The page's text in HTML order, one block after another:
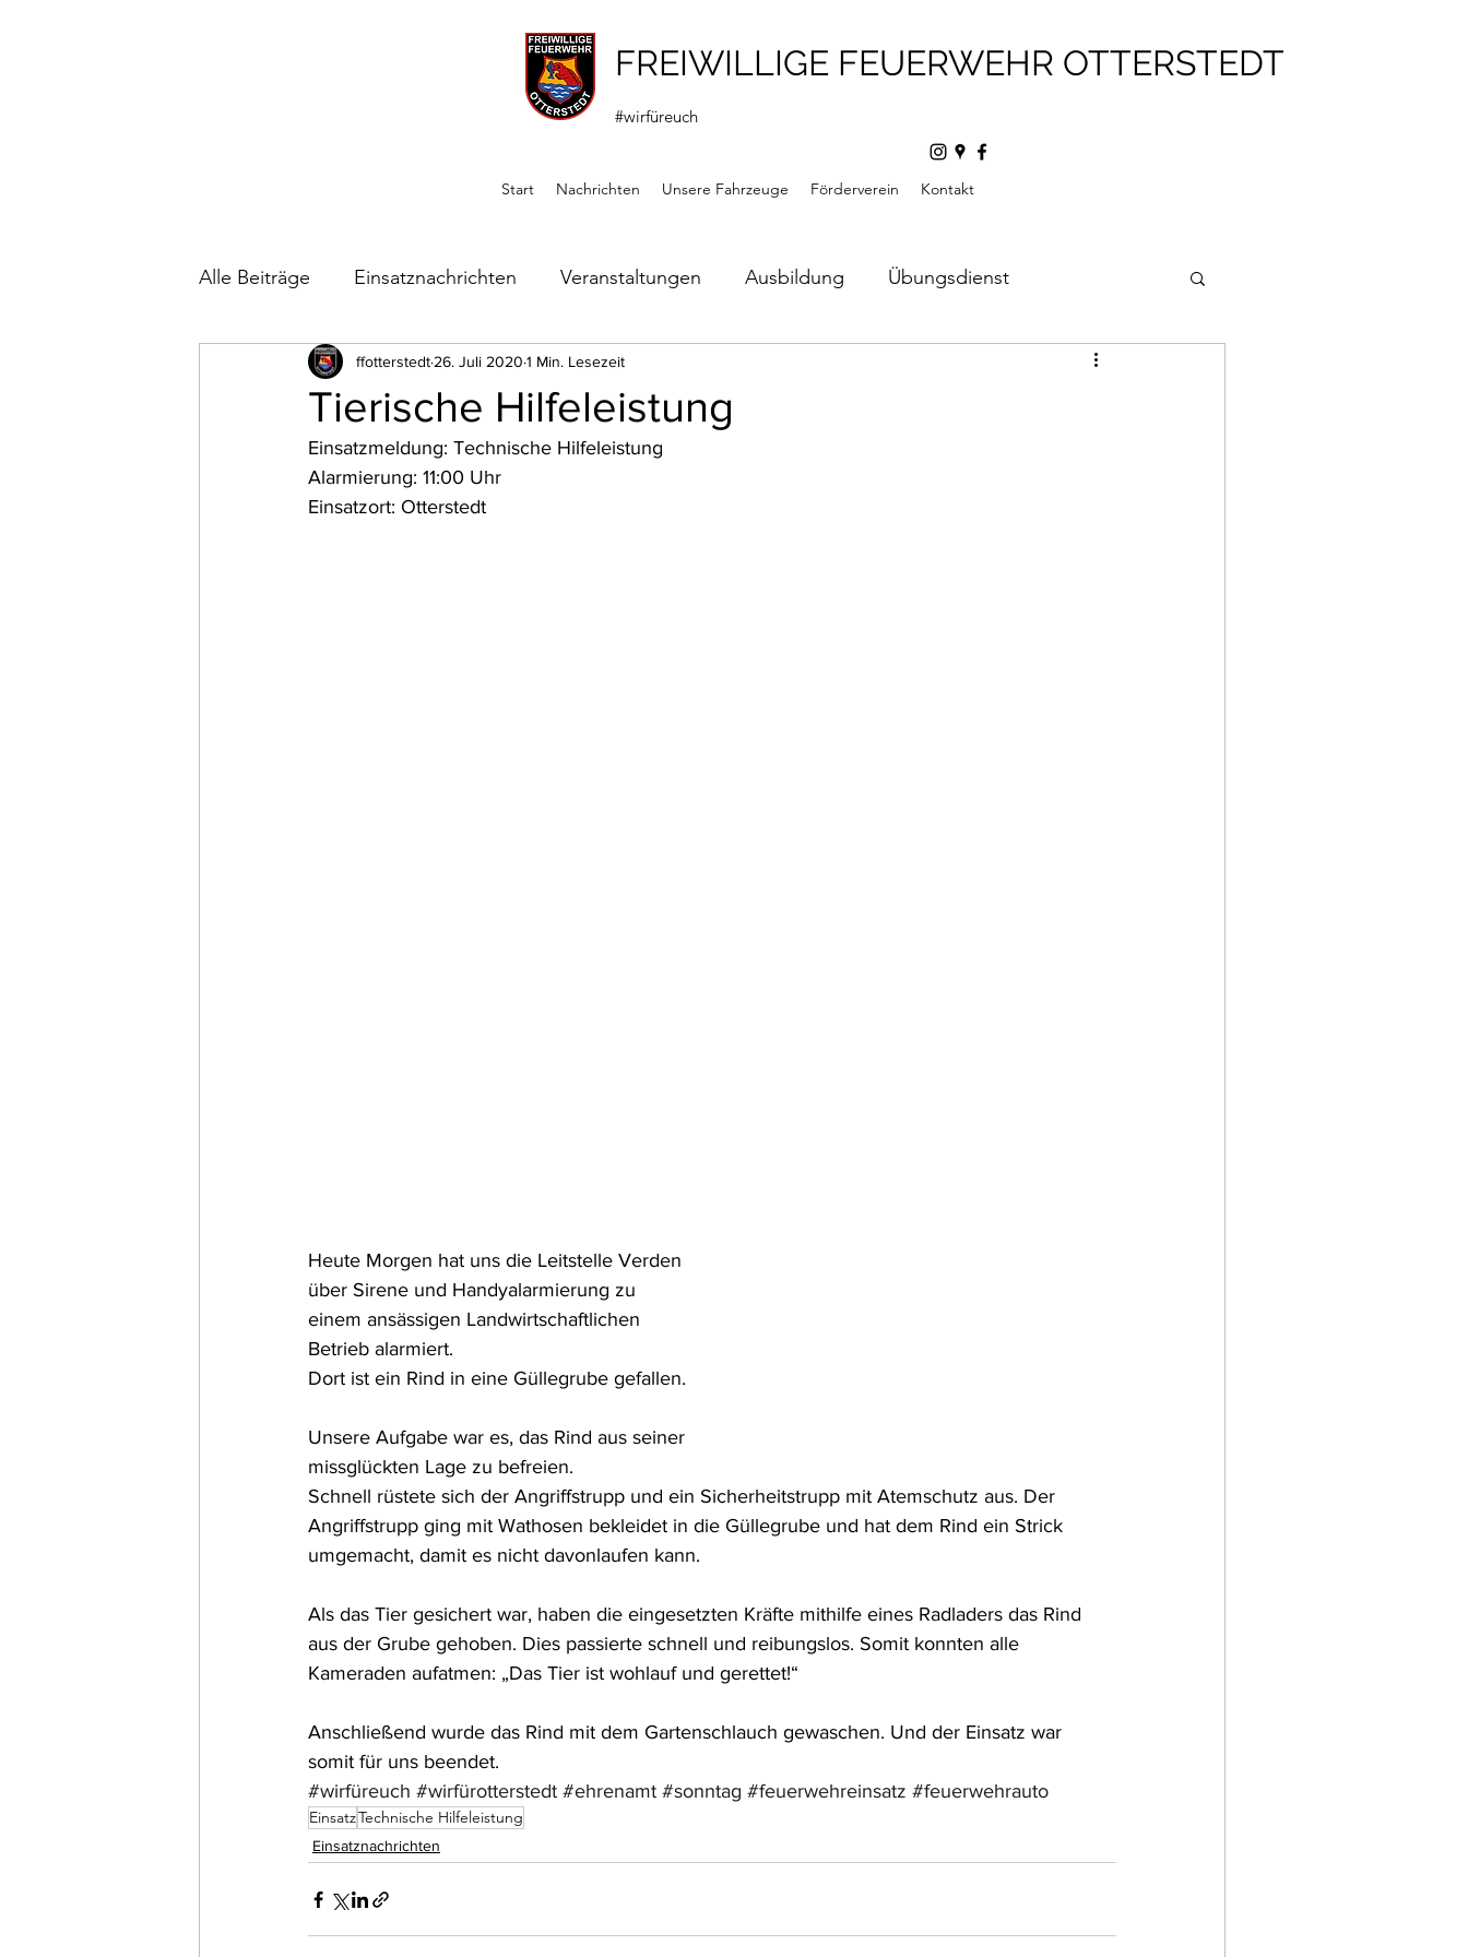
FREIWILLIGE FEUERWEHR OTTERSTEDT
#wirfüreuch
Start Nachrichten Unsere Fahrzeuge Förderverein Kontakt
Alle Beiträge Einsatznachrichten Veranstaltungen Ausbildung Übungsdienst
Bautagebuch Feuerwehrhaus Mitteilungen Brandschutz
Wettkämpfe
Tierische Hilfeleistung
ffotterstedt 26. Juli 2020 1 Min. Lesezeit
Einsatzmeldung: Technische Hilfeleistung
Alarmierung: 11:00 Uhr
Einsatzort: Otterstedt
Heute Morgen hat uns die Leitstelle Verden
über Sirene und Handyalarmierung zu
einem ansässigen Landwirtschaftlichen
Betrieb alarmiert.
Dort ist ein Rind in eine Güllegrube gefallen.
Unsere Aufgabe war es, das Rind aus seiner
missglückten Lage zu befreien.
Schnell rüstete sich der Angriffstrupp und ein Sicherheitstrupp mit Atemschutz aus. Der
Angriffstrupp ging mit Wathosen bekleidet in die Güllegrube und hat dem Rind ein Strick
umgemacht, damit es nicht davonlaufen kann.
Als das Tier gesichert war, haben die eingesetzten Kräfte mithilfe eines Radladers das Rind
aus der Grube gehoben. Dies passierte schnell und reibungslos. Somit konnten alle
Kameraden aufatmen: „Das Tier ist wohlauf und gerettet!“
Anschließend wurde das Rind mit dem Gartenschlauch gewaschen. Und der Einsatz war
somit für uns beendet.
#wirfüreuch #wirfürotterstedt #ehrenamt #sonntag #feuerwehreinsatz #feuerwehrauto
EinsatzTechnische Hilfeleistung
Einsatznachrichten